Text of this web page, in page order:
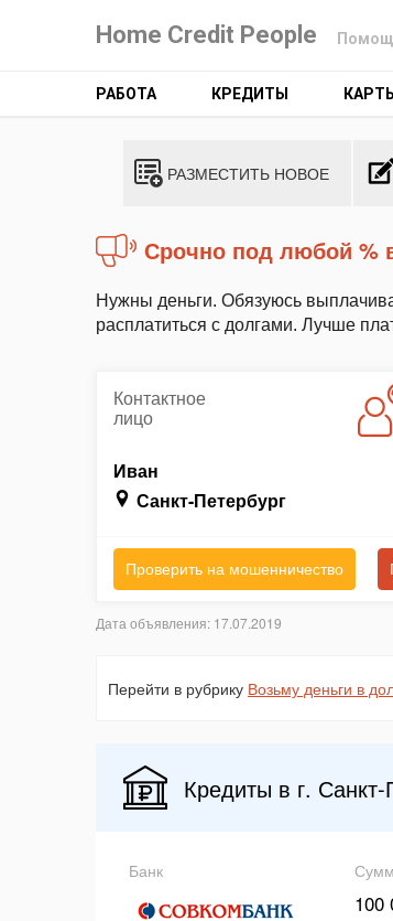
Home Credit People
РАБОТА КРЕДИТЫ КАРТЫ
РАЗМЕСТИТЬ НОВОЕ
Срочно под любой %
Нужны деньги. Обязуюсь
расплатиться с долгами. Лучше
Контактное
лицо
Иван
Санкт-Петербург
Проверить на мошенничество
Дата объявления: 17.07.2019
Перейти в рубрику Возьму деньги в
Кредиты в г. Санкт-
Банк
100